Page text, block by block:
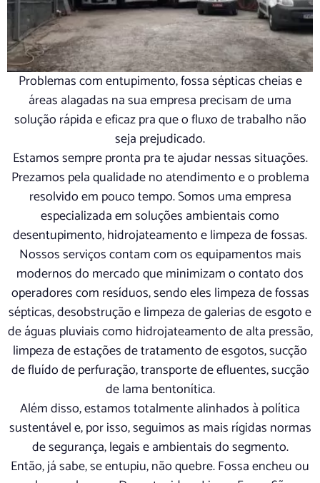
Problemas com entupimento, fossa sépticas cheias e
áreas alagadas na sua empresa precisam de uma
solução rápida e eficaz pra que o fluxo de trabalho não
seja prejudicado.
Estamos sempre pronta pra te ajudar nessas situações.
Prezamos pela qualidade no atendimento e o problema
resolvido em pouco tempo. Somos uma empresa
especializada em soluções ambientais como
desentupimento, hidrojateamento e limpeza de fossas.
Nossos serviços contam com os equipamentos mais
modernos do mercado que minimizam o contato dos
operadores com resíduos, sendo eles limpeza de fossas
sépticas, desobstrução e limpeza de galerias de esgoto e
de águas pluviais como hidrojateamento de alta pressão,
limpeza de estações de tratamento de esgotos, sucção
de fluído de perfuração, transporte de efluentes, sucção
de lama bentonítica.
Além disso, estamos totalmente alinhados à política
sustentável e, por isso, seguimos as mais rígidas normas
de segurança, legais e ambientais do segmento.
Então, já sabe, se entupiu, não quebre. Fossa encheu ou